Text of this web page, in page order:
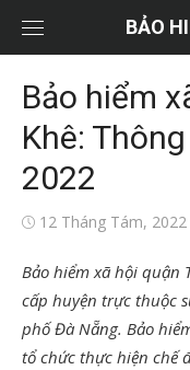
dung
BẢO
Bảo hiểm
Khê:
2022
Đăng12 Tháng Tám, 2022
Bảo hiểm xã hội quận
cấp huyện trực thuộc
phố Đà Nẵng. Bảo
tổ chức thực hiện chế